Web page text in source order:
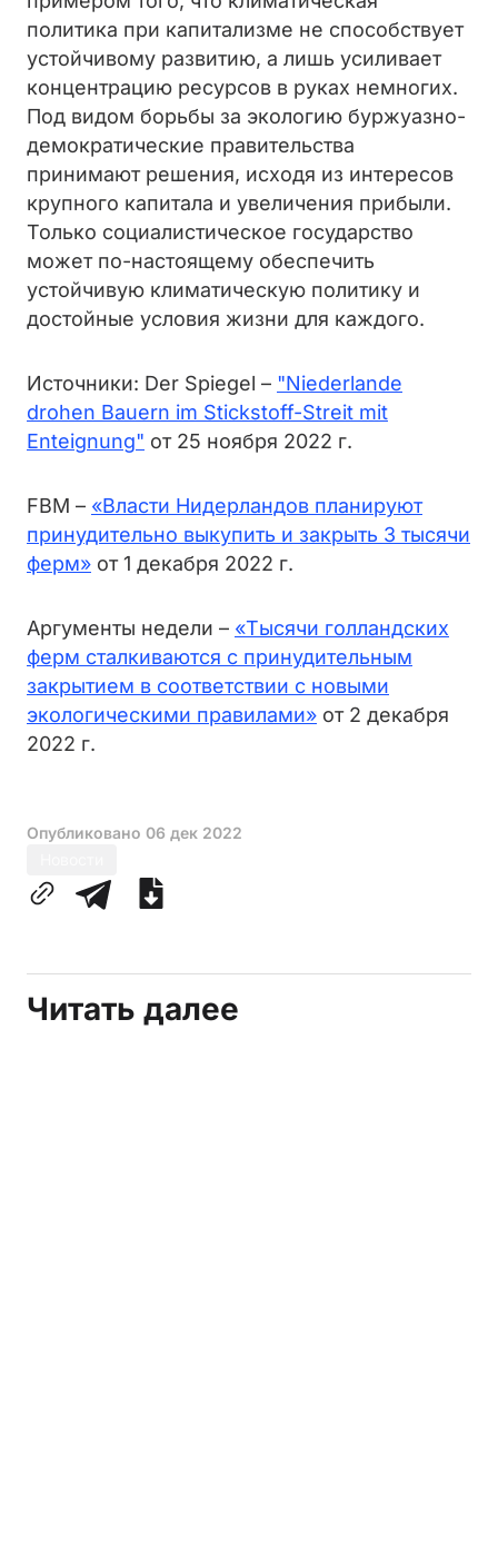
политика при капитализме не способствует
устойчивому развитию, а лишь усиливает
концентрацию ресурсов в руках немногих.
Под видом борьбы за экологию буржуазно-
демократические правительства
принимают решения, исходя из интересов
крупного капитала и увеличения прибыли.
Только социалистическое государство
может по-настоящему обеспечить
устойчивую климатическую политику и
достойные условия жизни для каждого.
Источники: Der Spiegel – "Niederlande
drohen Bauern im Stickstoff-Streit mit
Enteignung" от 25 ноября 2022 г.
FBM – «Власти Нидерландов планируют
принудительно выкупить и закрыть 3 тысячи
ферм» от 1 декабря 2022 г.
Аргументы недели – «Тысячи голландских
ферм сталкиваются с принудительным
закрытием в соответствии с новыми
экологическими правилами» от 2 декабря
2022 г.
Опубликовано 06 дек 2022
Читать далее